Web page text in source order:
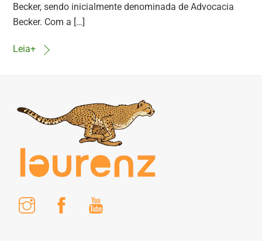
Becker, sendo inicialmente denominada de Advocacia
Becker. Com a […]
Leia+
Instagram Facebook